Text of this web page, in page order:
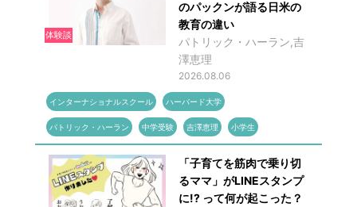
体験談
のパックンが語る日米の
教育の違い
パトリック・ハーラン,吉
澤恵理
2026.08.06
インターナショナルスクール ハーバード大学
パトリック・ハーラン 中学受験 吉澤恵理 小学生
「子育てを筋肉で乗り切
るママ」がLINEスタンプ
に!? って何が起こった？